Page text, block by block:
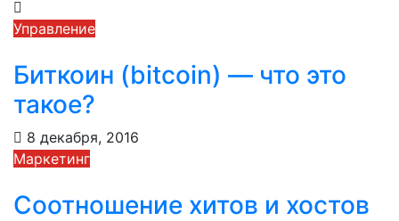
Управление
Биткоин (bitcoin) — что это
такое?
8 декабря, 2016
Маркетинг
Соотношение хитов и хостов